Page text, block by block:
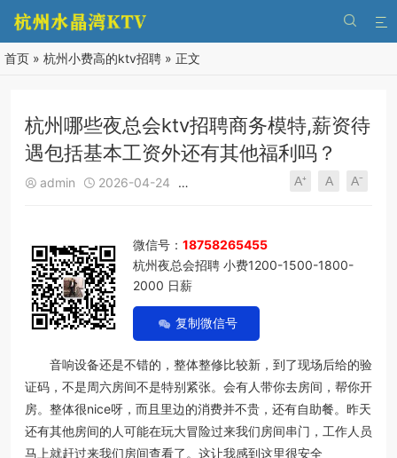


首页 » 杭州小费高的ktv招聘 » 正文
杭州哪些夜总会ktv招聘商务模特,薪资待
遇包括基本工资外还有其他福利吗？
 admin  2026-04-24  杭州小费高的ktv招聘  302
A⁺ A A⁻
微信号： 18758265455
杭州夜总会招聘 小费1200-1500-1800-
2000 日薪
复制微信号
音响设备还是不错的，整体整修比较新，到了现场后给的验
证码，不是周六房间不是特别紧张。会有人带你去房间，帮你开
房。整体很nice呀，而且里边的消费并不贵，还有自助餐。昨天
还有其他房间的人可能在玩大冒险过来我们房间串门，工作人员
马上就赶过来我们房间查看了。这让我感到这里很安全